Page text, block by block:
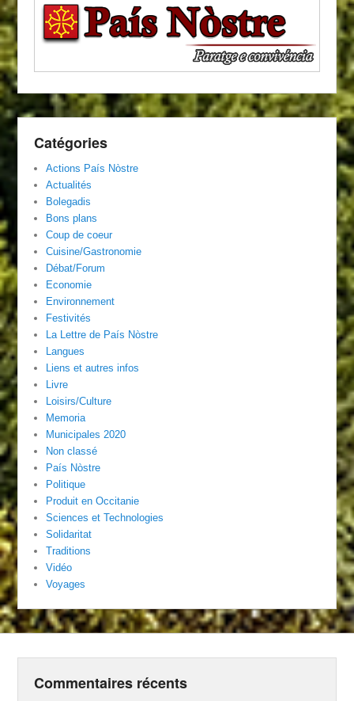
Catégories
Actions País Nòstre
Actualités
Bolegadis
Bons plans
Coup de coeur
Cuisine/Gastronomie
Débat/Forum
Economie
Environnement
Festivités
La Lettre de País Nòstre
Langues
Liens et autres infos
Livre
Loisirs/Culture
Memoria
Municipales 2020
Non classé
País Nòstre
Politique
Produit en Occitanie
Sciences et Technologies
Solidaritat
Traditions
Vidéo
Voyages
Commentaires récents